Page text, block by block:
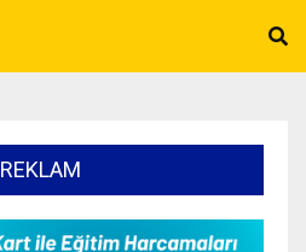
REKLAM